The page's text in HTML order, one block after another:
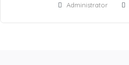
Administrator